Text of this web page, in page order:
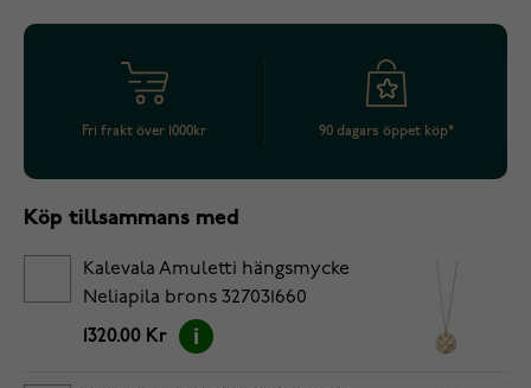
Fri frakt över 1000kr 90 dagars öppet köp*
Köp tillsammans med
Kalevala Amuletti hängsmycke
Neliapila brons 327031660
1320.00 Kr